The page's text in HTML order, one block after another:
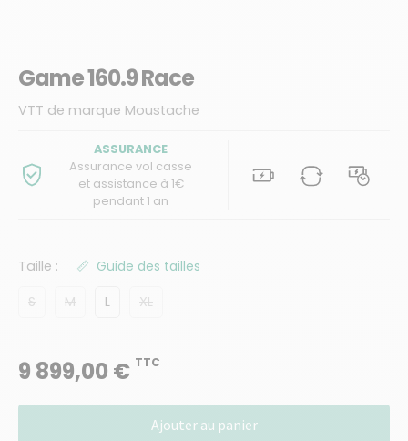
Game 160.9 Race
VTT de marque Moustache
ASSURANCE
Assurance vol casse
et assistance à 1€
pendant 1 an
Taille :
Guide des tailles
S
M L XL
9 899,00 € TTC
Ajouter au panier